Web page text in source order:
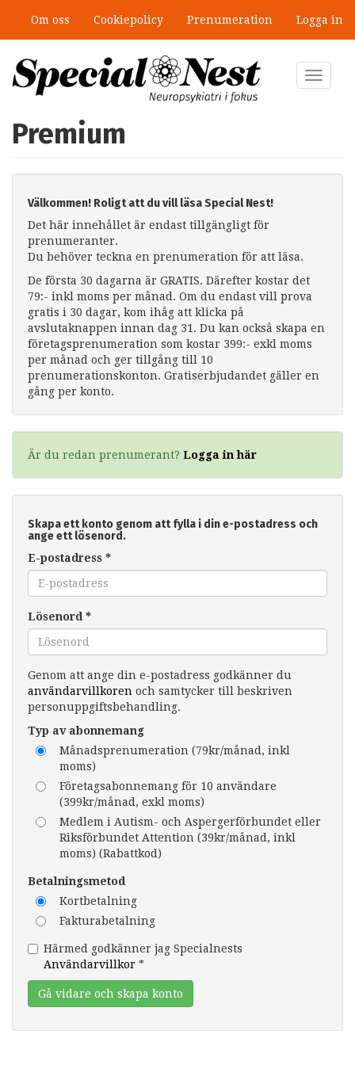
huvudinnehåll
Om oss Cookiepolicy Prenumeration Logga in
Toggle
Premium
Välkommen! Roligt att du vill läsa Special Nest!
Det här innehållet är endast tillgängligt för
prenumeranter.
Du behöver teckna en prenumeration för att läsa.
De första 30 dagarna är GRATIS. Därefter kostar det
79:- inkl moms per månad. Om du endast vill prova
gratis i 30 dagar, kom ihåg att klicka på
avslutaknappen innan dag 31. Du kan också skapa en
företagsprenumeration som kostar 399:- exkl moms
per månad och ger tillgång till 10
prenumerationskonton. Gratiserbjudandet gäller en
gång per konto.
Är du redan prenumerant? Logga in här
Skapa ett konto genom att fylla i din e-postadress och
ange ett lösenord.
E-postadress *
Lösenord *
Genom att ange din e-postadress godkänner du
användarvillkoren och samtycker till beskriven
personuppgiftsbehandling.
Typ av abonnemang
Månadsprenumeration (79kr/månad, inkl
moms)
Företagsabonnemang för 10 användare
(399kr/månad, exkl moms)
Medlem i Autism- och Aspergerförbundet eller
Riksförbundet Attention (39kr/månad, inkl
moms) (Rabattkod)
Betalningsmetod
Kortbetalning
Fakturabetalning
Härmed godkänner jag Specialnests
Användarvillkor *
Gå vidare och skapa konto